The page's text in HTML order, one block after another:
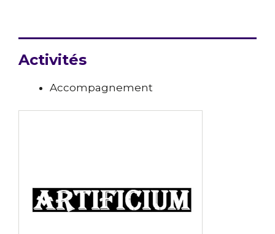
Activités
Accompagnement